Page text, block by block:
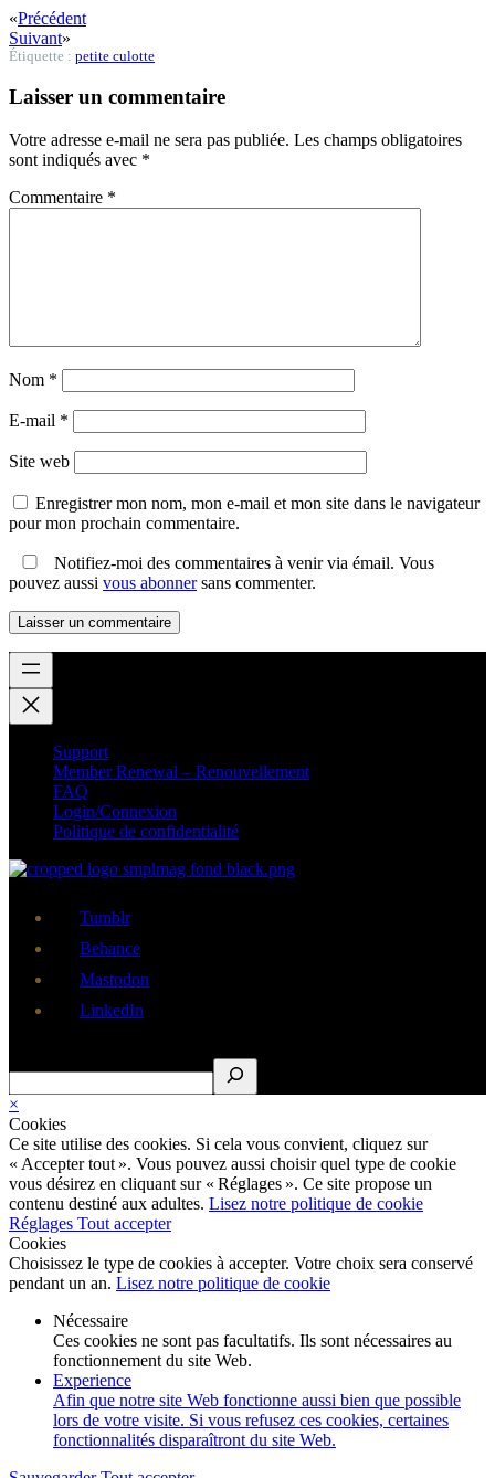
«Précédent
Suivant»
Étiquette : petite culotte
Laisser un commentaire
Votre adresse e-mail ne sera pas publiée. Les champs obligatoires
sont indiqués avec *
Commentaire *
Nom *
E-mail *
Site web
Enregistrer mon nom, mon e-mail et mon site dans le navigateur
pour mon prochain commentaire.
Notifiez-moi des commentaires à venir via émail. Vous
pouvez aussi vous abonnersans commenter.
Support
Member Renewal – Renouvellement
FAQ
Login/Connexion
Politique de confidentialité
Tumblr
Behance
Mastodon
LinkedIn
×
Cookies
Ce site utilise des cookies. Si cela vous convient, cliquez sur
« Accepter tout ». Vous pouvez aussi choisir quel type de cookie
vous désirez en cliquant sur « Réglages ». Ce site propose un
contenu destiné aux adultes. Lisez notre politique de cookie
Réglages Tout accepter
Cookies
Choisissez le type de cookies à accepter. Votre choix sera conservé
pendant un an. Lisez notre politique de cookie
Nécessaire
Ces cookies ne sont pas facultatifs. Ils sont nécessaires au
fonctionnement du site Web.
Experience
Afin que notre site Web fonctionne aussi bien que possible
lors de votre visite. Si vous refusez ces cookies, certaines
fonctionnalités disparaîtront du site Web.